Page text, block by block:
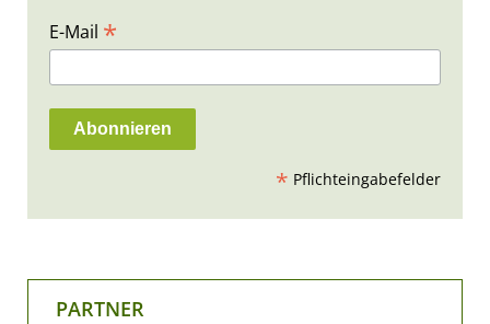
E-Mail *
* Pflichteingabefelder
PARTNER